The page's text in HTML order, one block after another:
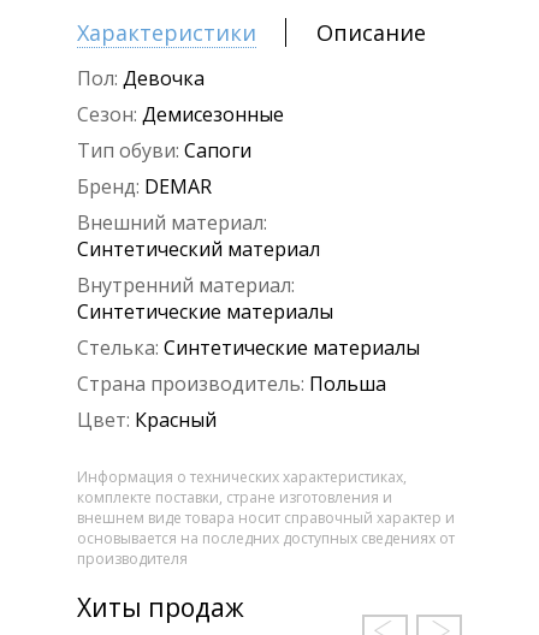
Характеристики Описание
Пол: Девочка
Сезон: Демисезонные
Тип обуви: Сапоги
Бренд: DEMAR
Внешний материал:
Синтетический материал
Внутренний материал:
Синтетические материалы
Стелька: Синтетические материалы
Страна производитель: Польша
Цвет: Красный
Информация о технических характеристиках,
комплекте поставки, стране изготовления и
внешнем виде товара носит справочный характер и
основывается на последних доступных сведениях от
производителя
Хиты продаж